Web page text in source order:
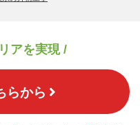
アを実現 /
らから